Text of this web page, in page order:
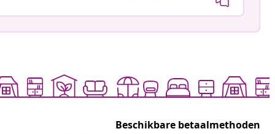
Beschikbare betaalmethoden